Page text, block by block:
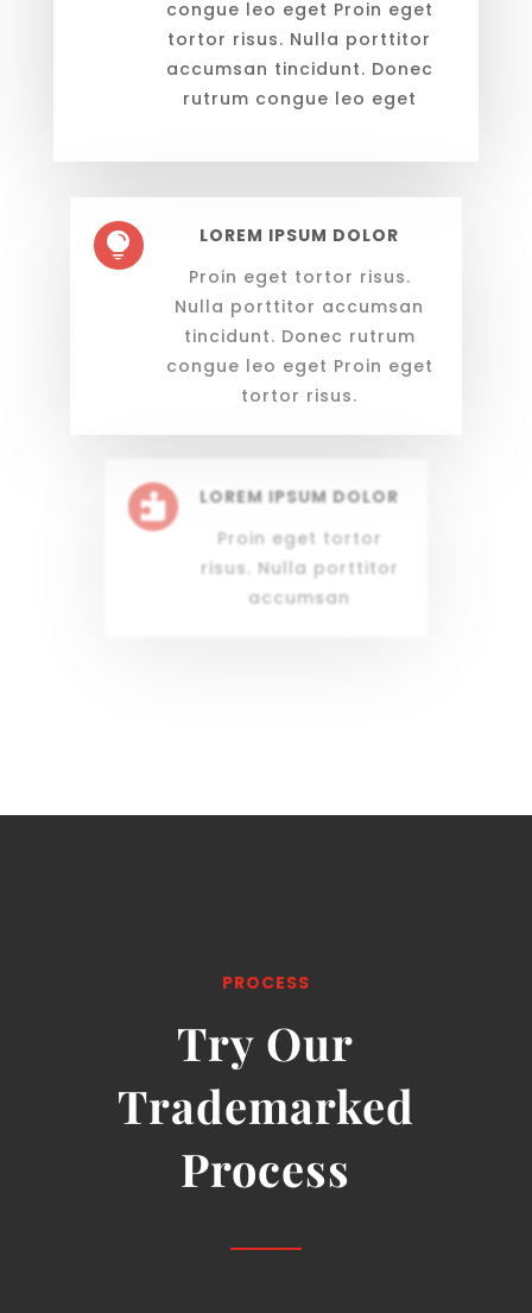
congue leo eget Proin eget
tortor risus. Nulla porttitor
accumsan tincidunt. Donec
rutrum congue leo eget

LOREM IPSUM DOLOR
Proin eget tortor risus.
Nulla porttitor accumsan
tincidunt. Donec rutrum
congue leo eget Proin eget
tortor risus.

LOREM IPSUM DOLOR
Proin eget tortor
risus. Nulla porttitor
accumsan
PROCESS
Try Our
Trademarked
Process